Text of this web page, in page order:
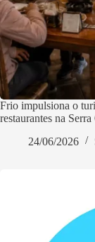
Frio impulsiona o
restaurantes na Serra
24/06/2026